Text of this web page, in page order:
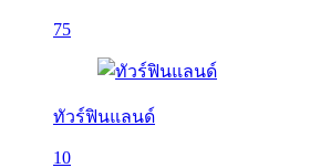
75
ทัวร์ฟินแลนด์
10